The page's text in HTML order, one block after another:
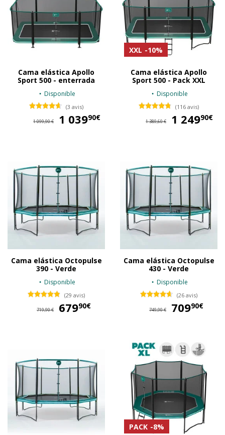
Cama elástica Apollo
Sport 500 - enterrada
Disponible
(3 avis)
1 099,90 € 1 03990€
XXL -10%
Cama elástica Apollo
Sport 500 - Pack XXL
Disponible
(116 avis)
1 389,60 € 1 24990€
Cama elástica Octopulse
390 - Verde
Disponible
(29 avis)
719,90 € 67990€
Cama elástica Octopulse
430 - Verde
Disponible
(26 avis)
749,90 € 70990€
PACK -8%